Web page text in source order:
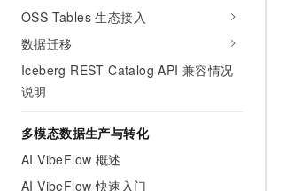
OSS Tables 生态接入
数据迁移
Iceberg REST Catalog API 兼容情况
说明
多模态数据生产与转化
AI VibeFlow 概述
AI VibeFlow 快速入门